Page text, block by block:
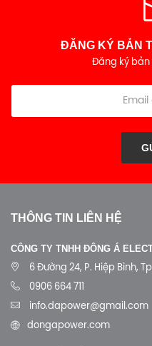
ĐĂNG KÝ BẢN
Đăng ký bản
THÔNG TIN LIÊN HỆ
CÔNG TY TNHH ĐÔNG Á
6 Đường 24, P. Hiệp Bình,
0906 664 711
info.dapower@gmail.com
dongapower.com